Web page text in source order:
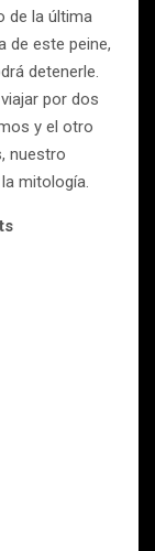
de la última
de este peine,
detenerle.
por dos
y el otro
nuestro
mitología.